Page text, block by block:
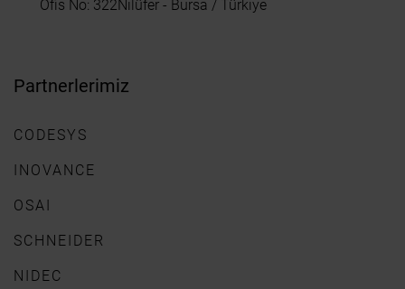
Ofis No: 322Nilüfer - Bursa / Türkiye
Partnerlerimiz
CODESYS
INOVANCE
OSAI
SCHNEIDER
NIDEC